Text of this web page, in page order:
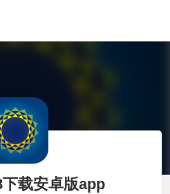
载安卓版app